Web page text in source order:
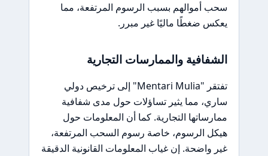
سحب أموالهم بسبب الرسوم المرتفعة، مما
يعكس ضغطًا ماليًا غير مبرر.
الشفافية والممارسات التجارية
تفتقر "Mentari Mulia" إلى ترخيص دولي
ساري، مما يثير تساؤلات حول مدى شفافية
ممارساتها التجارية. كما أن المعلومات حول
هيكل الرسوم، خاصة رسوم السحب المرتفعة،
غير واضحة. إن غياب المعلومات القانونية الدقيقة